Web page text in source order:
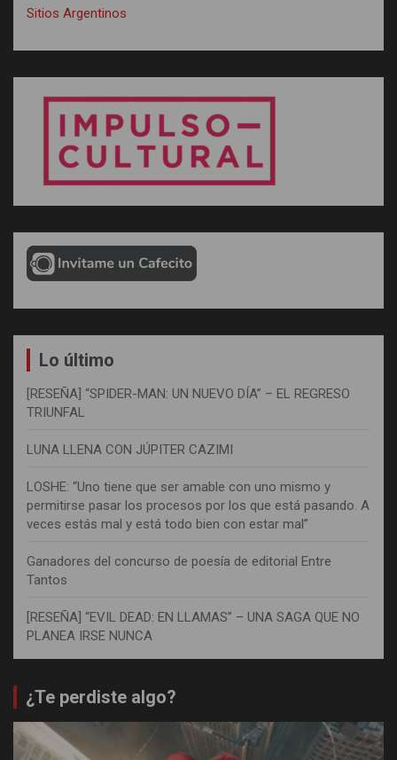
Sitios Argentinos
Lo último
[RESEÑA] “SPIDER-MAN: UN NUEVO DÍA” – EL REGRESO
TRIUNFAL
LUNA LLENA CON JÚPITER CAZIMI
LOSHE: “Uno tiene que ser amable con uno mismo y
permitirse pasar los procesos por los que está pasando. A
veces estás mal y está todo bien con estar mal”
Ganadores del concurso de poesía de editorial Entre
Tantos
[RESEÑA] “EVIL DEAD: EN LLAMAS” – UNA SAGA QUE NO
PLANEA IRSE NUNCA
¿Te perdiste algo?